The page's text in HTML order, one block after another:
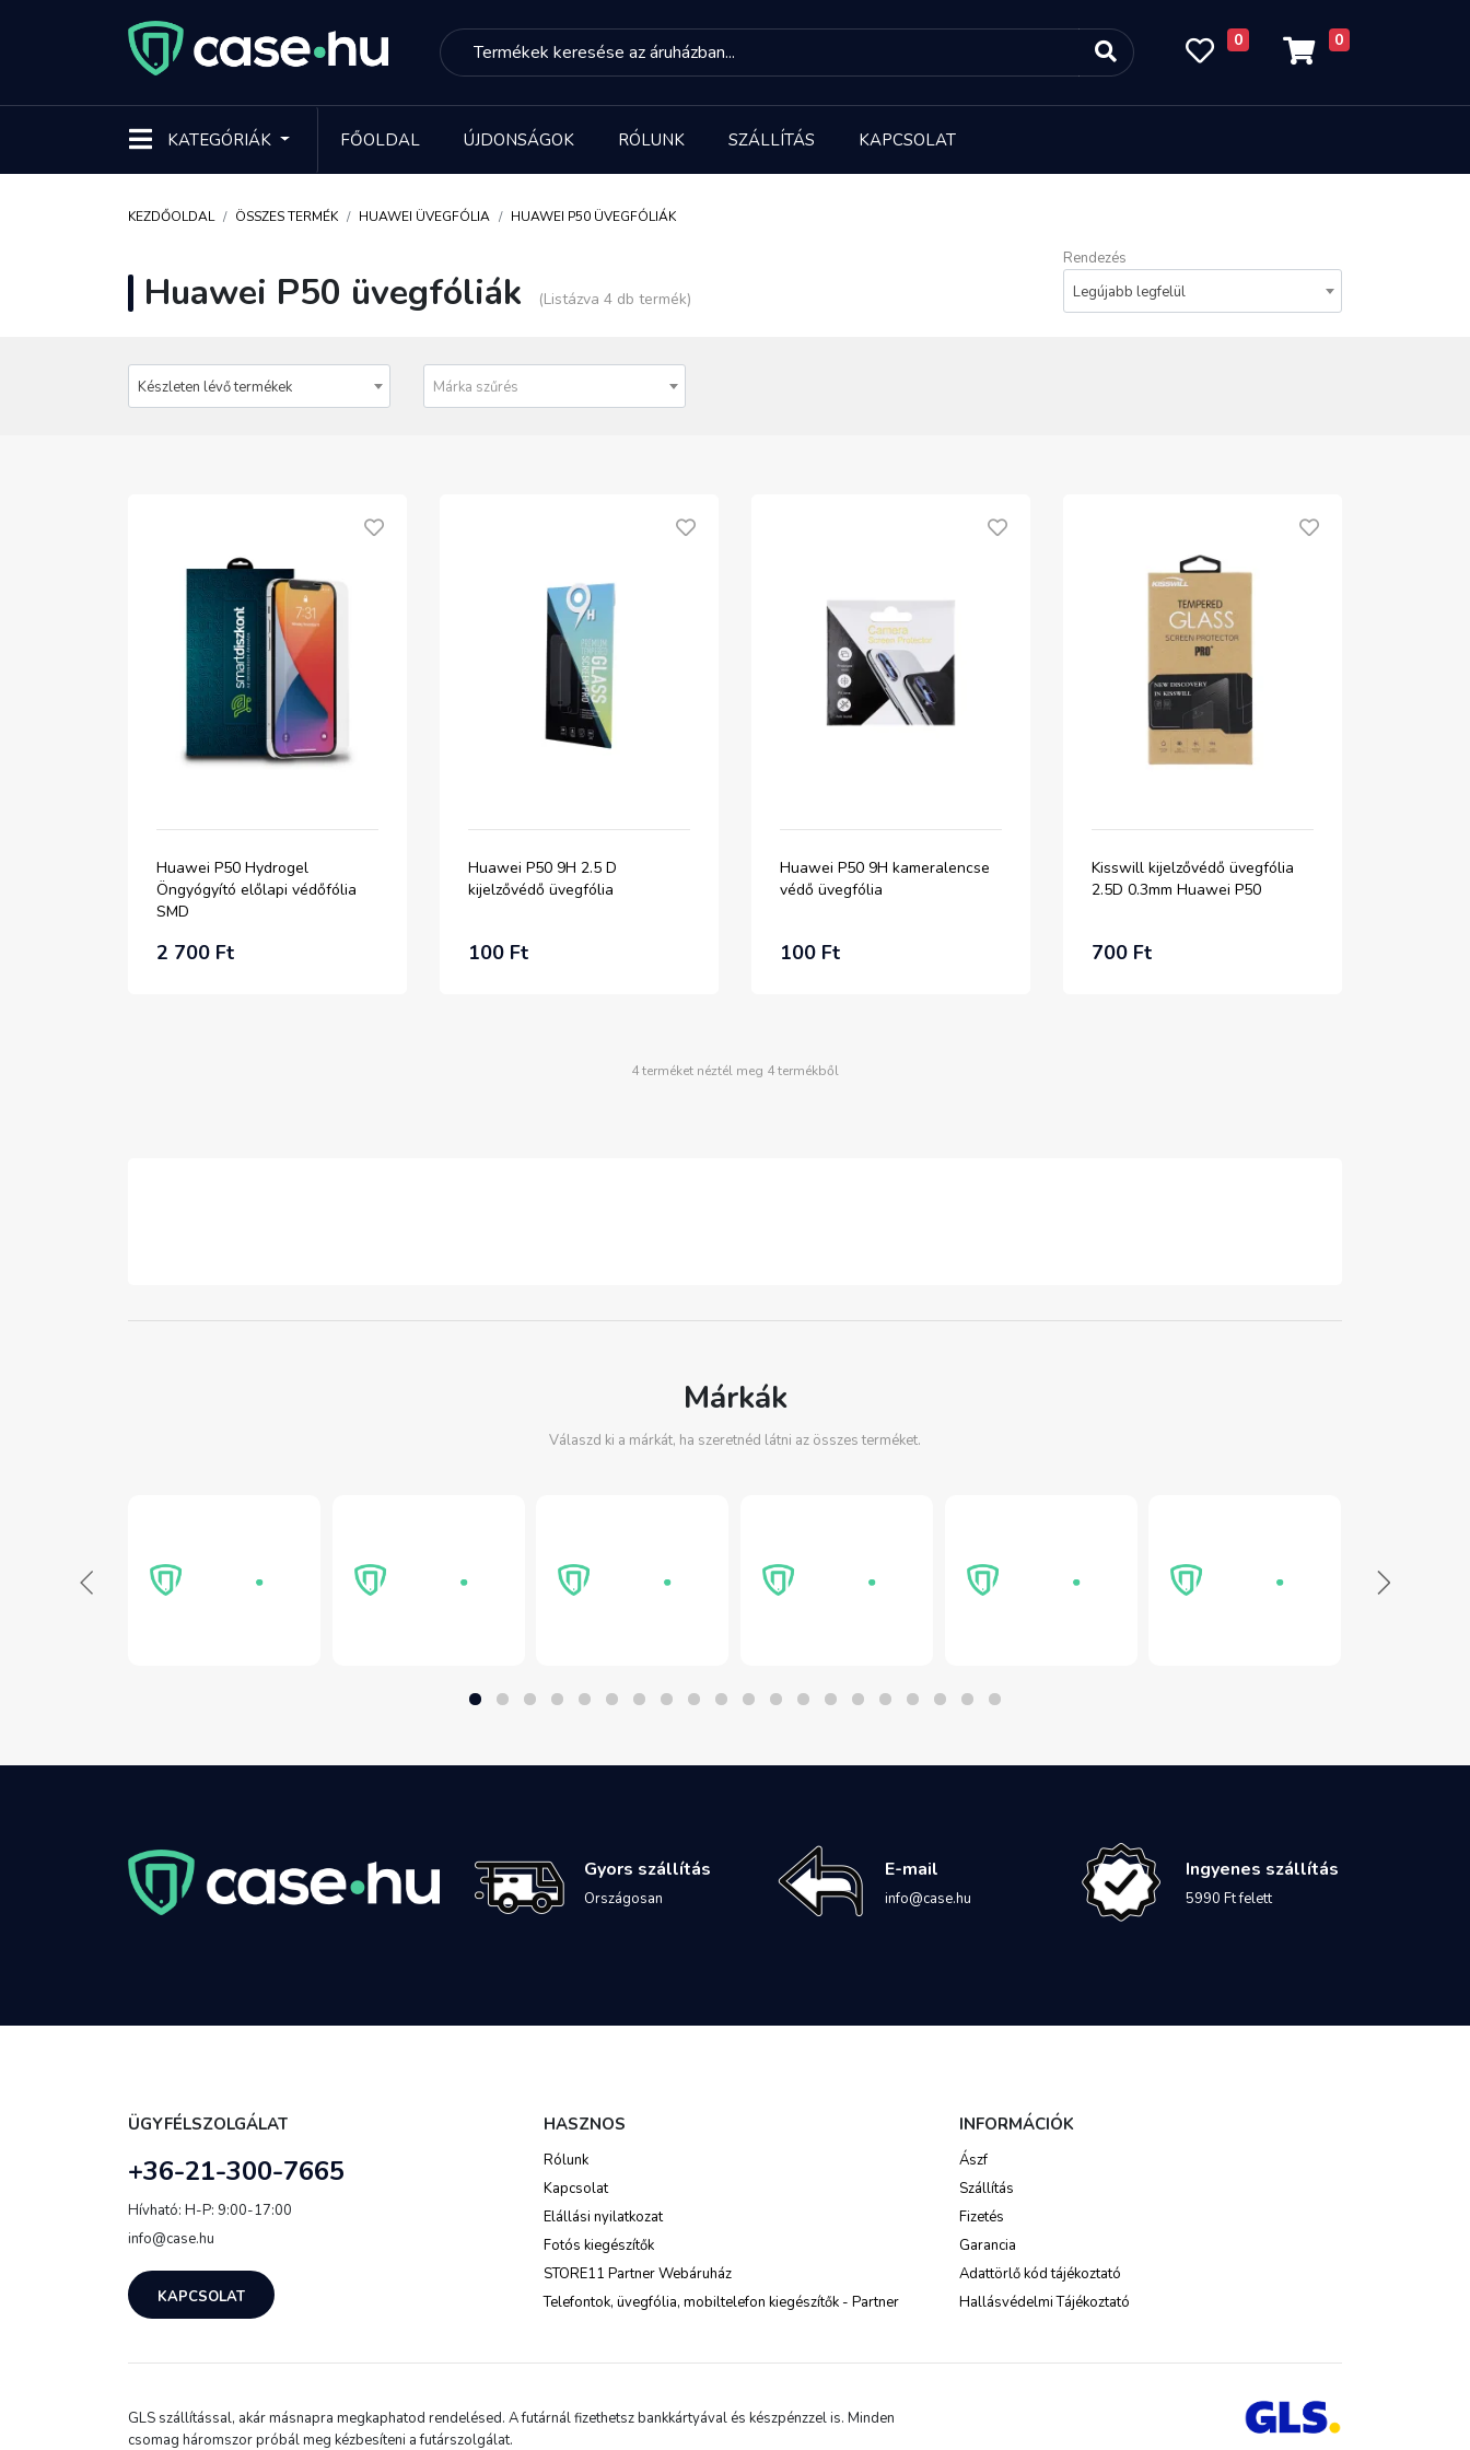
0 0
KATEGÓRIÁK FŐOLDAL ÚJDONSÁGOK RÓLUNK SZÁLLÍTÁS KAPCSOLAT
KEZDŐOLDAL ÖSSZES TERMÉK HUAWEI ÜVEGFÓLIA HUAWEI P50 ÜVEGFÓLIÁK
Huawei P50 üvegfóliák (Listázva 4 db termék)
Rendezés
Legújabb legfelül
Készleten lévő termékek Márka szűrés
Huawei P50 Hydrogel
Öngyógyító előlapi védőfólia
SMD
2 700 Ft
Huawei P50 9H 2.5 D
kijelzővédő üvegfólia
100 Ft
Huawei P50 9H kameralencse
védő üvegfólia
100 Ft
Kisswill kijelzővédő üvegfólia
2.5D 0.3mm Huawei P50
700 Ft
4 terméket néztél meg 4 termékből
Márkák
Válaszd ki a márkát, ha szeretnéd látni az összes terméket.
Gyors szállítás
Országosan
E-mail
info@case.hu
Ingyenes szállítás
5990 Ft felett
ÜGYFÉLSZOLGÁLAT
+36-21-300-7665
Hívható: H-P: 9:00-17:00
info@case.hu
KAPCSOLAT
HASZNOS
Rólunk
Kapcsolat
Elállási nyilatkozat
Fotós kiegészítők
STORE11 Partner Webáruház
Telefontok, üvegfólia, mobiltelefon kiegészítők - Partner
INFORMÁCIÓK
Ászf
Szállítás
Fizetés
Garancia
Adattörlő kód tájékoztató
Hallásvédelmi Tájékoztató
GLS szállítással, akár másnapra megkaphatod rendelésed. A futárnál fizethetsz bankkártyával és készpénzzel is. Minden
csomag háromszor próbál meg kézbesíteni a futárszolgálat.